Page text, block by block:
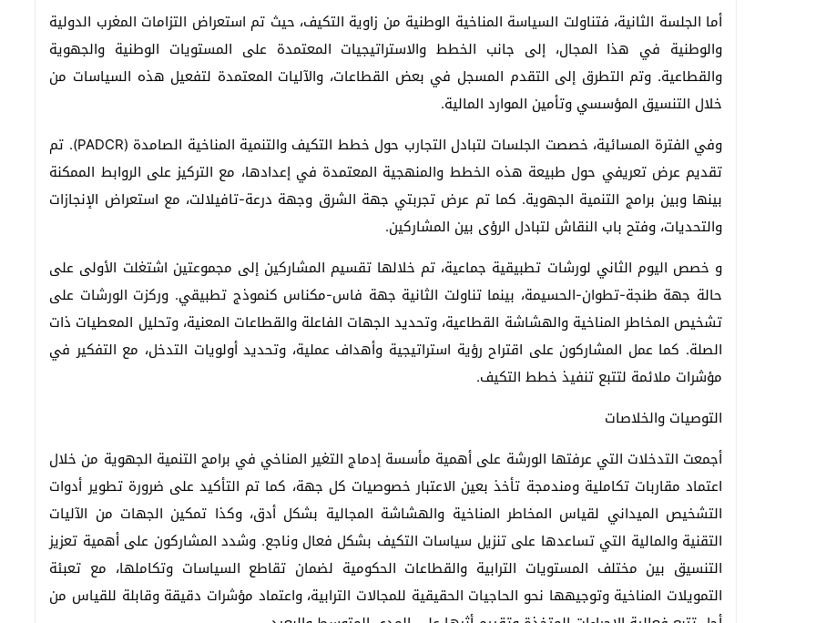
أما الجلسة الثانية، فتناولت السياسة المناخية الوطنية من زاوية التكيف، حيث تم استعراض التزامات المغرب الدولية
والوطنية في هذا المجال، إلى جانب الخطط والاستراتيجيات المعتمدة على المستويات الوطنية والجهوية
والقطاعية. وتم التطرق إلى التقدم المسجل في بعض القطاعات، والآليات المعتمدة لتفعيل هذه السياسات من
خلال التنسيق المؤسسي وتأمين الموارد المالية.
وفي الفترة المسائية، خصصت الجلسات لتبادل التجارب حول خطط التكيف والتنمية المناخية الصامدة (PADCR). تم
تقديم عرض تعريفي حول طبيعة هذه الخطط والمنهجية المعتمدة في إعدادها، مع التركيز على الروابط الممكنة
بينها وبين برامج التنمية الجهوية. كما تم عرض تجربتي جهة الشرق وجهة درعة-تافيلالت، مع استعراض الإنجازات
والتحديات، وفتح باب النقاش لتبادل الرؤى بين المشاركين.
و خصص اليوم الثاني لورشات تطبيقية جماعية، تم خلالها تقسيم المشاركين إلى مجموعتين اشتغلت الأولى على
حالة جهة طنجة-تطوان-الحسيمة، بينما تناولت الثانية جهة فاس-مكناس كنموذج تطبيقي. وركزت الورشات على
تشخيص المخاطر المناخية والهشاشة القطاعية، وتحديد الجهات الفاعلة والقطاعات المعنية، وتحليل المعطيات ذات
الصلة. كما عمل المشاركون على اقتراح رؤية استراتيجية وأهداف عملية، وتحديد أولويات التدخل، مع التفكير في
مؤشرات ملائمة لتتبع تنفيذ خطط التكيف.
التوصيات والخلاصات
أجمعت التدخلات التي عرفتها الورشة على أهمية مأسسة إدماج التغير المناخي في برامج التنمية الجهوية من خلال
اعتماد مقاربات تكاملية ومندمجة تأخذ بعين الاعتبار خصوصيات كل جهة، كما تم التأكيد على ضرورة تطوير أدوات
التشخيص الميداني لقياس المخاطر المناخية والهشاشة المجالية بشكل أدق، وكذا تمكين الجهات من الآليات
التقنية والمالية التي تساعدها على تنزيل سياسات التكيف بشكل فعال وناجع. وشدد المشاركون على أهمية تعزيز
التنسيق بين مختلف المستويات الترابية والقطاعات الحكومية لضمان تقاطع السياسات وتكاملها، مع تعبئة
التمويلات المناخية وتوجيهها نحو الحاجيات الحقيقية للمجالات الترابية، واعتماد مؤشرات دقيقة وقابلة للقياس من